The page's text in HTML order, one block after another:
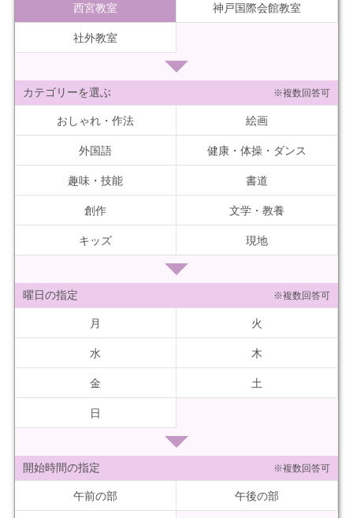
西宮教室 神戸国際会館教室
社外教室
カテゴリーを選ぶ ※複数回答可
おしゃれ・作法 絵画
外国語 健康・体操・ダンス
趣味・技能 書道
創作 文学・教養
キッズ 現地
曜日の指定 ※複数回答可
月 火
水 木
金 土
日
開始時間の指定 ※複数回答可
午前の部 午後の部